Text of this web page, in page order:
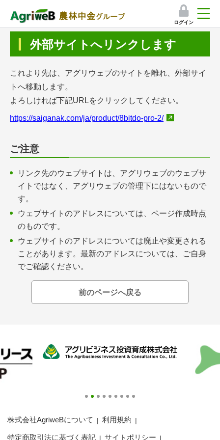
ログイン
プレミアムサービスのご紹介
挑戦者たちの奮闘記
AgriweBダイレクトメッセージ
アクション別メニュー
農業一問一答
基礎知識
外部サイトへリンクします
これより先は、アグリウェブのサイトを離れ、外部サイ
トへ移動します。
よろしければ下記URLをクリックしてください。
https://saiganak.com/ja/product/8bitdo-pro-2/
ご注意
リンク先のウェブサイトは、アグリウェブのウェブサ
イトではなく、アグリウェブの管理下にはないもので
す。
ウェブサイトのアドレスについては、ページ作成時点
のものです。
ウェブサイトのアドレスについては廃止や変更される
ことがあります。最新のアドレスについては、ご自身
でご確認ください。
前のページへ戻る
株式会社AgriweBについて 利用規約
特定商取引法に基づく表記 サイトポリシー